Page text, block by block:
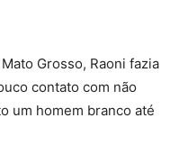
Grosso, Raoni fazia
contato com não
um homem branco até